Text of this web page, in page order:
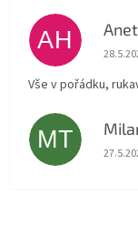
AH
Vše v pořádku,
MT